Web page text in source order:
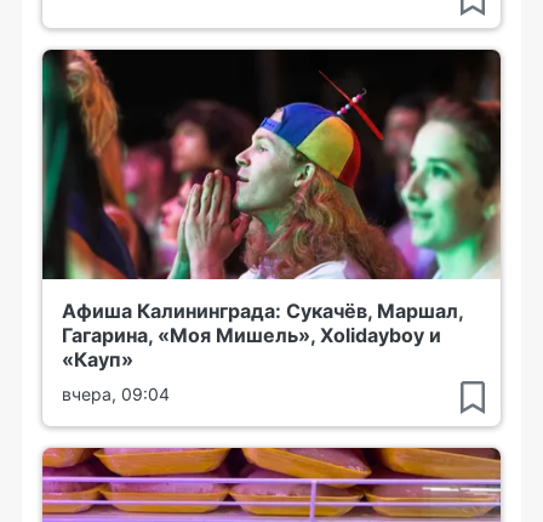
Афиша Калининграда: Сукачёв, Маршал,
Гагарина, «Моя Мишель», Xolidayboy и
«Кауп»
вчера, 09:04